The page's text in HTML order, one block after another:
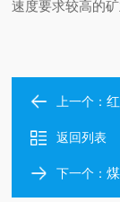
速度要求较高的矿
上一个：
返回列表
下一个：